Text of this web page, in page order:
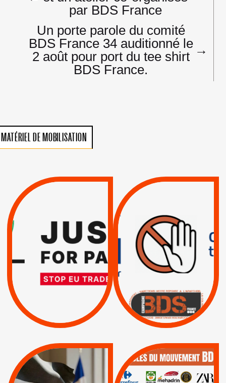
par BDS France
Un porte parole du comité
BDS France 34 auditionné le
2 août pour port du tee shirt
BDS France.
→
MATÉRIEL DE MOBILISATION
VIOLATIONS DES
SUSPENSION
TOTALE DE
L’ACCORD
D’ASSOCIATION UE-
ISRAËL
| Actus Pétitions
RESPECT DU DROIT
INTERNATIONAL ?
TRUMP, MACRON :
MÊME COMBAT
| Actus |
| Boycott militaire |
Lettres d'interpellation
MUNICIPALES 2026 :
JE VOTE POUR LE
QUE BOYCOTTER ?
BOYCOTT /